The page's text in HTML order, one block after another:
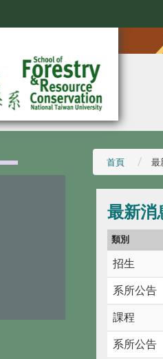
首頁 最
最新消
類別
招生
系所公告
課程
系所公告